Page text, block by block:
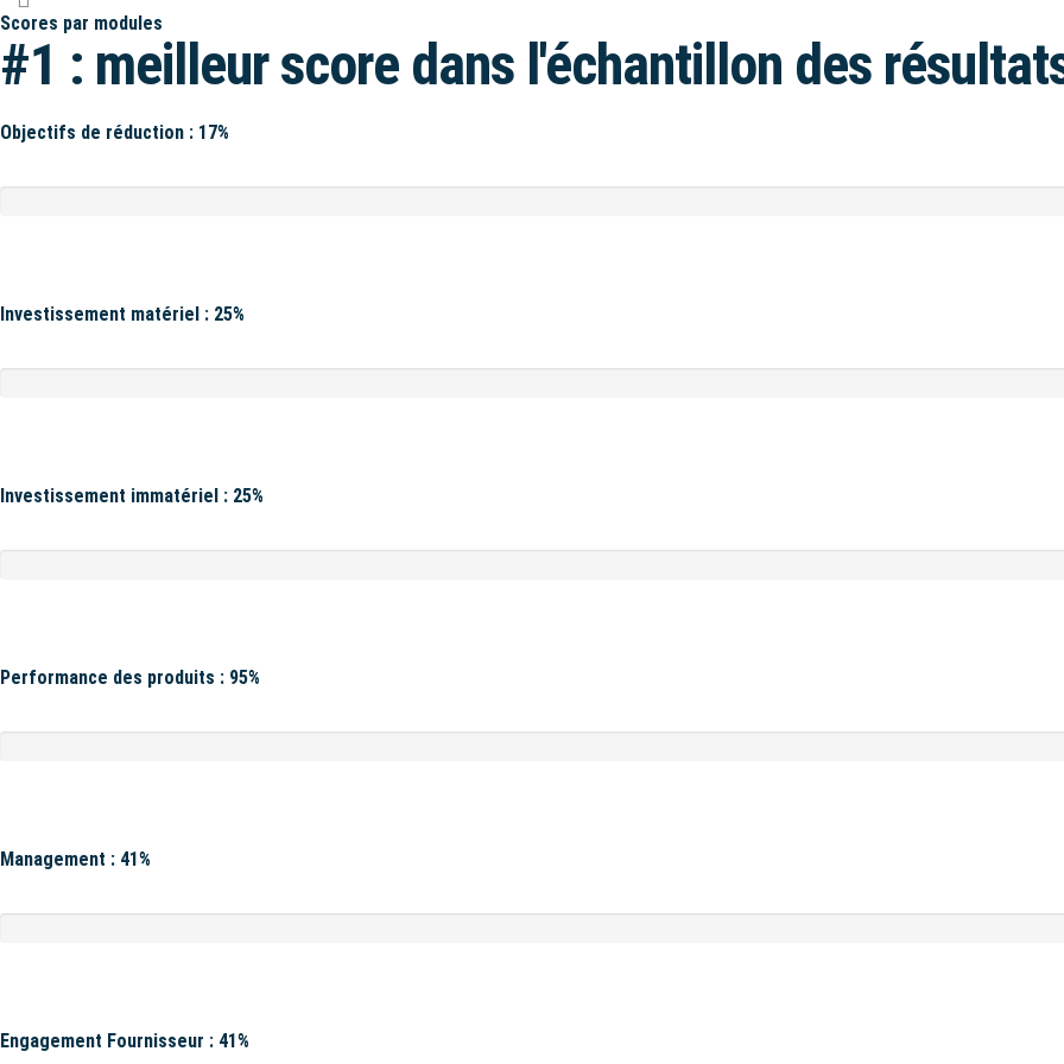
Scores par modules
#1 : meilleur score dans l'échantillon des
Objectifs de réduction : 17%
Investissement matériel : 25%
Investissement immatériel : 25%
Performance des produits : 95%
Management : 41%
Engagement Fournisseur : 41%